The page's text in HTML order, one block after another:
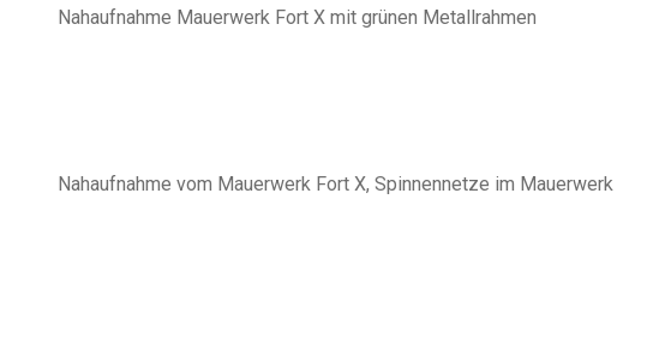
Nahaufnahme Mauerwerk Fort X mit grünen Metallrahmen
Nahaufnahme vom Mauerwerk Fort X, Spinnennetze im Mauerwerk